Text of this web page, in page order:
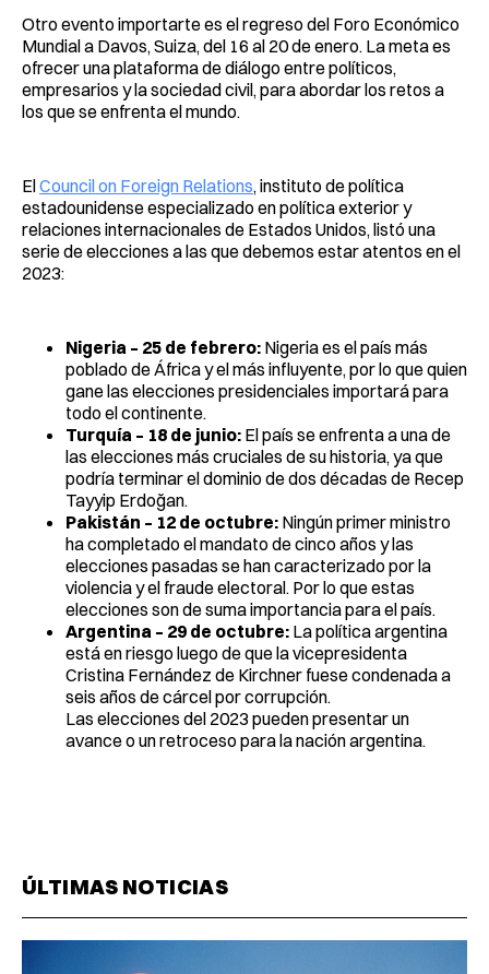
Otro evento importarte es el regreso del Foro Económico
Mundial a Davos, Suiza, del 16 al 20 de enero. La meta es
ofrecer una plataforma de diálogo entre políticos,
empresarios y la sociedad civil, para abordar los retos a
los que se enfrenta el mundo.
ElCouncil on Foreign Relations, instituto de política
estadounidense especializado en política exterior y
relaciones internacionales de Estados Unidos, listó una
serie de elecciones a las que debemos estar atentos en el
2023:
Nigeria – 25 de febrero: Nigeria es el país más
poblado de África y el más influyente, por lo que quien
gane las elecciones presidenciales importará para
todo el continente.
Turquía – 18 de junio: El país se enfrenta a una de
las elecciones más cruciales de su historia, ya que
podría terminar el dominio de dos décadas de Recep
Tayyip Erdoğan.
Pakistán – 12 de octubre: Ningún primer ministro
ha completado el mandato de cinco años y las
elecciones pasadas se han caracterizado por la
violencia y el fraude electoral. Por lo que estas
elecciones son de suma importancia para el país.
Argentina – 29 de octubre: La política argentina
está en riesgo luego de que la vicepresidenta
Cristina Fernández de Kirchner fuese condenada a
seis años de cárcel por corrupción.
Las elecciones del 2023 pueden presentar un
avance o un retroceso para la nación argentina.
ÚLTIMAS NOTICIAS